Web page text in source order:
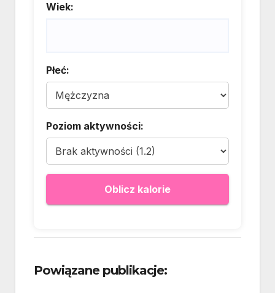
Wiek:
Płeć:
Poziom aktywności:
Oblicz kalorie
Powiązane publikacje: